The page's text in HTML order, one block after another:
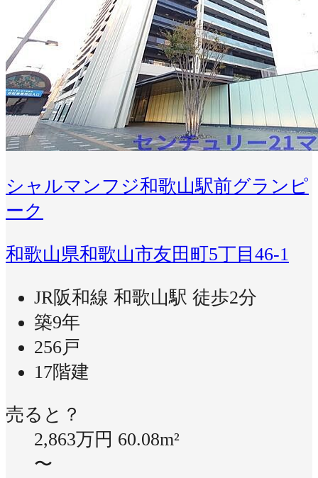
シャルマンフジ和歌山駅前グランピ
ーク
和歌山県和歌山市友田町5丁目46-1
JR阪和線 和歌山駅 徒歩2分
築9年
256戸
17階建
売ると？
2,863万円 60.08m²
〜